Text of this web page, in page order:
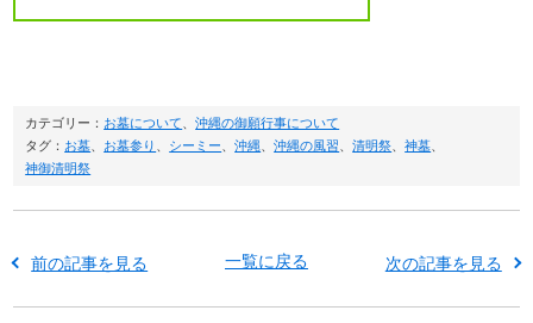
カテゴリー： お墓について 、沖縄の御願行事について
タグ： お墓 お墓参り シーミー 、沖縄 、沖縄の風習 、清明祭 、神墓
神御清明祭
前の記事を見る 一覧に戻る 次の記事を見る